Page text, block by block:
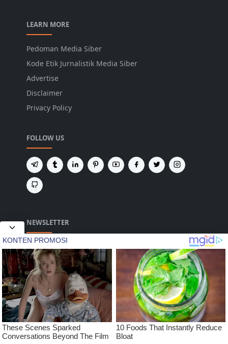
LEARN MORE
Pedoman Media Siber
Kode Etik Jurnalistik Media Siber
Advertise
Disclaimer
Privacy Policy
FOLLOW US
NEWSLETTER
Tetap terhubung untuk mendapatkan berita
terbaru dan pembaruan penting dari kami.
2020 Merdeka Jaya Pos.